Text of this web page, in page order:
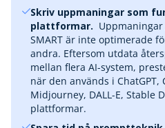
Skriv uppmaningar som
plattformar.
SMART är inte optimerade
andra. Eftersom utdata
mellan flera AI-system,
när den används i ChatGPT,
Midjourney, DALL-E, Stable
plattformar.